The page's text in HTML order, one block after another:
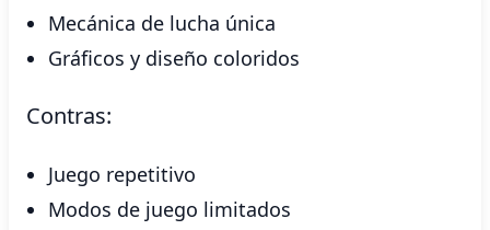
Mecánica de lucha única
Gráficos y diseño coloridos
Contras:
Juego repetitivo
Modos de juego limitados